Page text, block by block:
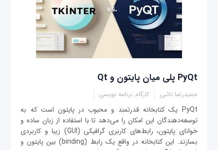
PyQt پلی میان پایتون و Qt
حمیدرضا تائبی کارگاه, برنامه نویسی
PyQt یک کتابخانه قدرتمند و محبوب در پایتون است که به
توسعه‌دهندگان این امکان را می‌دهد تا با استفاده از زبان ساده و
خوانای پایتون، رابط‌های کاربری گرافیکی (GUI) زیبا و کاربردی
بسازند. این کتابخانه در واقع یک رابط (binding) بین پایتون و